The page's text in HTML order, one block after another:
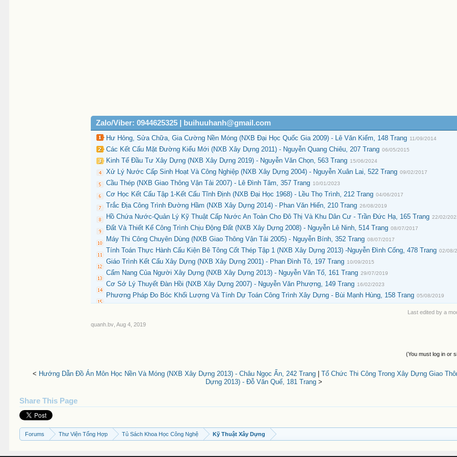
Zalo/Viber: 0944625325 | buihuuhanh@gmail.com
Hư Hỏng, Sửa Chữa, Gia Cường Nền Móng (NXB Đại Học Quốc Gia 2009) - Lê Văn Kiểm, 148 Trang 11/09/2014
Các Kết Cấu Mặt Đường Kiểu Mới (NXB Xây Dựng 2011) - Nguyễn Quang Chiêu, 207 Trang 06/05/2015
Kinh Tế Đầu Tư Xây Dựng (NXB Xây Dựng 2019) - Nguyễn Văn Chọn, 563 Trang 15/06/2024
Xử Lý Nước Cấp Sinh Hoạt Và Công Nghiệp (NXB Xây Dựng 2004) - Nguyễn Xuân Lai, 522 Trang 09/02/2017
Cầu Thép (NXB Giao Thông Vận Tải 2007) - Lê Đình Tâm, 357 Trang 10/01/2023
Cơ Học Kết Cấu Tập 1-Kết Cấu Tĩnh Định (NXB Đại Học 1968) - Lều Thọ Trình, 212 Trang 04/06/2017
Trắc Địa Công Trình Đường Hầm (NXB Xây Dựng 2014) - Phan Văn Hiến, 210 Trang 26/08/2019
Hồ Chứa Nước-Quản Lý Kỹ Thuật Cấp Nước An Toàn Cho Đô Thị Và Khu Dân Cư - Trần Đức Hạ, 165 Trang 22/02/
Đất Và Thiết Kế Công Trình Chịu Động Đất (NXB Xây Dựng 2008) - Nguyễn Lê Ninh, 514 Trang 08/07/2017
Máy Thi Công Chuyên Dùng (NXB Giao Thông Vận Tải 2005) - Nguyễn Bính, 352 Trang 08/07/2017
Tính Toán Thực Hành Cấu Kiện Bê Tông Cốt Thép Tập 1 (NXB Xây Dựng 2013) -Nguyễn Đình Cống, 478 Trang 02/08/
Giáo Trình Kết Cấu Xây Dựng (NXB Xây Dựng 2001) - Phan Đình Tô, 197 Trang 10/09/2015
Cẩm Nang Của Người Xây Dựng (NXB Xây Dựng 2013) - Nguyễn Văn Tố, 161 Trang 29/07/2019
Cơ Sở Lý Thuyết Đàn Hồi (NXB Xây Dựng 2007) - Nguyễn Văn Phượng, 149 Trang 16/02/2023
Phương Pháp Đo Bóc Khối Lượng Và Tính Dự Toán Công Trình Xây Dựng - Bùi Mạnh Hùng, 158 Trang 05/08/2019
Last edited by a
quanh.bv Aug 4, 2019
(You must log in or
< Hướng Dẫn Đồ Án Môn Học Nền Và Móng (NXB Xây Dựng 2013) - Châu Ngọc Ẩn, 242 Trang
Tổ Chức Thi Công Trong Xây Dựng Giao
Dựng 2013) - Đỗ Văn Quế, 181 Trang>
Share This Page
Forums Thư Viện Tổng Hợp Tủ Sách Khoa Học Công Nghệ Kỹ Thuật Xây Dựng